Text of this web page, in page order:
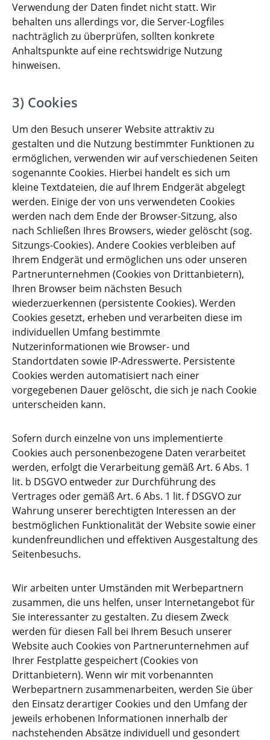
Verwendung der Daten findet nicht statt. Wir
behalten uns allerdings vor, die Server-Logfiles
nachträglich zu überprüfen, sollten konkrete
Anhaltspunkte auf eine rechtswidrige Nutzung
hinweisen.
3) Cookies
Um den Besuch unserer Website attraktiv zu
gestalten und die Nutzung bestimmter Funktionen zu
ermöglichen, verwenden wir auf verschiedenen Seiten
sogenannte Cookies. Hierbei handelt es sich um
kleine Textdateien, die auf Ihrem Endgerät abgelegt
werden. Einige der von uns verwendeten Cookies
werden nach dem Ende der Browser-Sitzung, also
nach Schließen Ihres Browsers, wieder gelöscht (sog.
Sitzungs-Cookies). Andere Cookies verbleiben auf
Ihrem Endgerät und ermöglichen uns oder unseren
Partnerunternehmen (Cookies von Drittanbietern),
Ihren Browser beim nächsten Besuch
wiederzuerkennen (persistente Cookies). Werden
Cookies gesetzt, erheben und verarbeiten diese im
individuellen Umfang bestimmte
Nutzerinformationen wie Browser- und
Standortdaten sowie IP-Adresswerte. Persistente
Cookies werden automatisiert nach einer
vorgegebenen Dauer gelöscht, die sich je nach Cookie
unterscheiden kann.
Sofern durch einzelne von uns implementierte
Cookies auch personenbezogene Daten verarbeitet
werden, erfolgt die Verarbeitung gemäß Art. 6 Abs. 1
lit. b DSGVO entweder zur Durchführung des
Vertrages oder gemäß Art. 6 Abs. 1 lit. f DSGVO zur
Wahrung unserer berechtigten Interessen an der
bestmöglichen Funktionalität der Website sowie einer
kundenfreundlichen und effektiven Ausgestaltung des
Seitenbesuchs.
Wir arbeiten unter Umständen mit Werbepartnern
zusammen, die uns helfen, unser Internetangebot für
Sie interessanter zu gestalten. Zu diesem Zweck
werden für diesen Fall bei Ihrem Besuch unserer
Website auch Cookies von Partnerunternehmen auf
Ihrer Festplatte gespeichert (Cookies von
Drittanbietern). Wenn wir mit vorbenannten
Werbepartnern zusammenarbeiten, werden Sie über
den Einsatz derartiger Cookies und den Umfang der
jeweils erhobenen Informationen innerhalb der
nachstehenden Absätze individuell und gesondert